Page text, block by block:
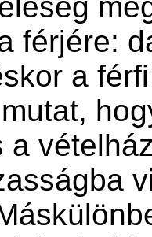
férjére:
a
a